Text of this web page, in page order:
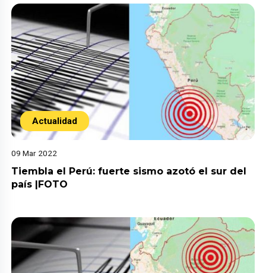
Actualidad
09 Mar 2022
Tiembla el Perú: fuerte sismo azotó el sur del
país |FOTO